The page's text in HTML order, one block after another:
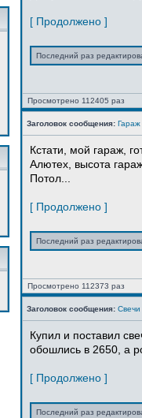
[ Продолжено ]
Последний раз
Просмотрено 112405 раз
Заголовок сообщения: Гараж
Кстати, мой гараж,
Алютех, высота
Потол...
[ Продолжено ]
Последний раз
Просмотрено 112373 раз
Заголовок сообщения: Свечи
Купил и поставил
обошлись в 2650, а
[ Продолжено ]
Последний раз